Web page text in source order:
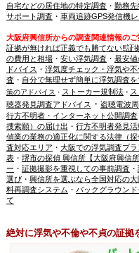
自宅などの居住地の特定調査・ 勤務
サポート調査・ 車両追跡GPS発信機
大阪府興信所からの調査関連情報の
証拠が無ければ正義でも勝てない‼証
の費用と相場・ 安い浮気調査・ 最安
ドバイス ・ 浮気度チェック・浮気や
査・ 自分で無理せず簡単に浮気調査
策のアドバイス ・ ストーカー規制法・
聴器発見調査アドバイス ・ 盗聴電波
行方不明者・インターネット公開調査
捜索願）の届け出 ・ 行方不明者発見
偵業の業務の適正化に関する法律（探
査対応エリア ・ 大阪での浮気調査プ
表・ 堺市の探偵 興信所【大阪府興信所
ー ・ 証拠撮影を重視しての事前調査・
選び・ 興信所を選ぶなら全国対応の
料再調査システム ・ バックグラウン
て
絶対に浮気や不倫や不貞の証